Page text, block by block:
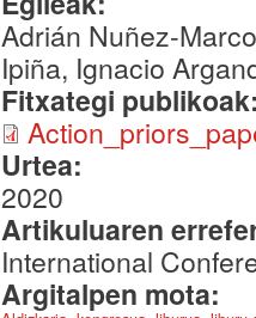
Adrián Nuñez-
Ipiña, Ignacio
Fitxategi
Urtea:
2020
Artikuluaren
International
Argitalpen mota: